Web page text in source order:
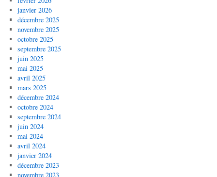
janvier 2026
décembre 2025
novembre 2025
octobre 2025
septembre 2025
juin 2025
mai 2025
avril 2025
mars 2025
décembre 2024
octobre 2024
septembre 2024
juin 2024
mai 2024
avril 2024
janvier 2024
décembre 2023
novembre 2023